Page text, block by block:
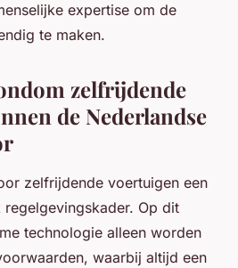
expertise om de
te maken.
zelfrijdende
de Nederlandse
zelfrijdende voertuigen een
Op dit
technologie alleen worden
waarbij altijd een